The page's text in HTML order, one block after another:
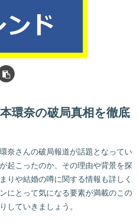
環奈の破局真相を徹底
奈さんの破局報道が話題となってい
起こったのか、その理由や背景を探
りや結婚の噂に関する情報も詳しく
にとって気になる要素が満載のこの
していきましょう。